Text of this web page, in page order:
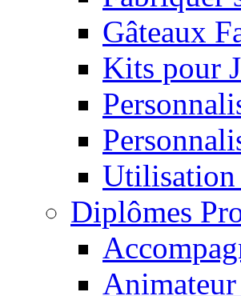
Gâteaux
Kits pour
Utilisation
Diplômes